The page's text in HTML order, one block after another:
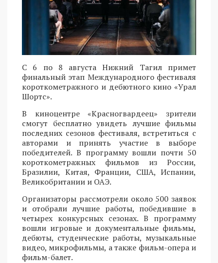
С 6 по 8 августа Нижний Тагил примет
финальный этап Международного фестиваля
короткометражного и дебютного кино «Урал
Шортс».
В киноцентре «Красногвардеец» зрители
смогут бесплатно увидеть лучшие фильмы
последних сезонов фестиваля, встретиться с
авторами и принять участие в выборе
победителей. В программу вошли почти 50
короткометражных фильмов из России,
Бразилии, Китая, Франции, США, Испании,
Великобритании и ОАЭ.
Организаторы рассмотрели около 500 заявок
и отобрали лучшие работы, победившие в
четырех конкурсных сезонах. В программу
вошли игровые и документальные фильмы,
дебюты, студенческие работы, музыкальные
видео, микрофильмы, а также фильм-опера и
фильм-балет.